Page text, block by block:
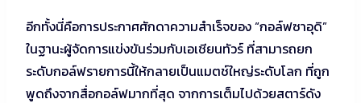
อีกทั้งนี่คือการประกาศศักดาความสำเร็จของ “กอล์ฟซาอุดิ”
ในฐานะผู้จัดการแข่งขันร่วมกับเอเชียนทัวร์ ที่สามารถยก
ระดับกอล์ฟรายการนี้ให้กลายเป็นแมตช์ใหญ่ระดับโลก ที่ถูก
พูดถึงจากสื่อกอล์ฟมากที่สุด จากการเต็มไปด้วยสตาร์ดัง